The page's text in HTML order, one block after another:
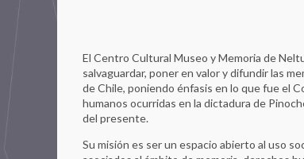
El Centro Cultural Museo y Memoria de
salvaguardar, poner en valor y difundir las
de Chile, poniendo énfasis en lo que fue el
humanos ocurridas en la dictadura de
del presente.
Su misión es ser un espacio abierto al uso